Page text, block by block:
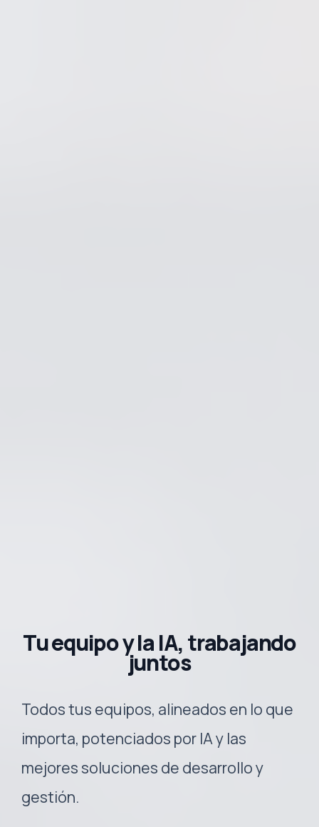
Tu equipo y la IA, trabajando
juntos
Todos tus equipos, alineados en lo que
importa, potenciados por IA y las
mejores soluciones de desarrollo y
gestión.